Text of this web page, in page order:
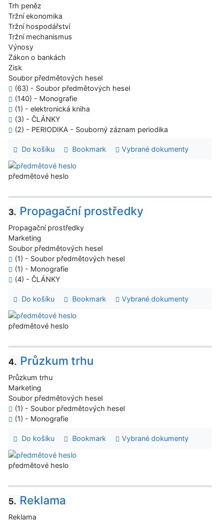
Trh peněz
Tržní ekonomika
Tržní hospodářství
Tržní mechanismus
Výnosy
Zákon o bankách
Zisk
Soubor předmětových hesel
(63) - Soubor předmětových hesel
(140) - Monografie
(1) - elektronická kniha
(3) - ČLÁNKY
(2) - PERIODIKA - Souborný záznam periodika
Do košíku Bookmark Vybrané dokumenty
předmětové heslo
3. Propagační prostředky
Propagační prostředky
Marketing
Soubor předmětových hesel
(1) - Soubor předmětových hesel
(1) - Monografie
(4) - ČLÁNKY
Do košíku Bookmark Vybrané dokumenty
předmětové heslo
4. Průzkum trhu
Průzkum trhu
Marketing
Soubor předmětových hesel
(1) - Soubor předmětových hesel
(1) - Monografie
Do košíku Bookmark Vybrané dokumenty
předmětové heslo
5. Reklama
Reklama